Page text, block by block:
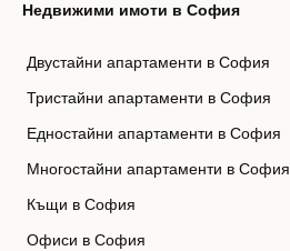
Недвижими имоти в София
Двустайни апартаменти в София
Тристайни апартаменти в София
Едностайни апартаменти в София
Многостайни апартаменти в София
Къщи в София
Офиси в София